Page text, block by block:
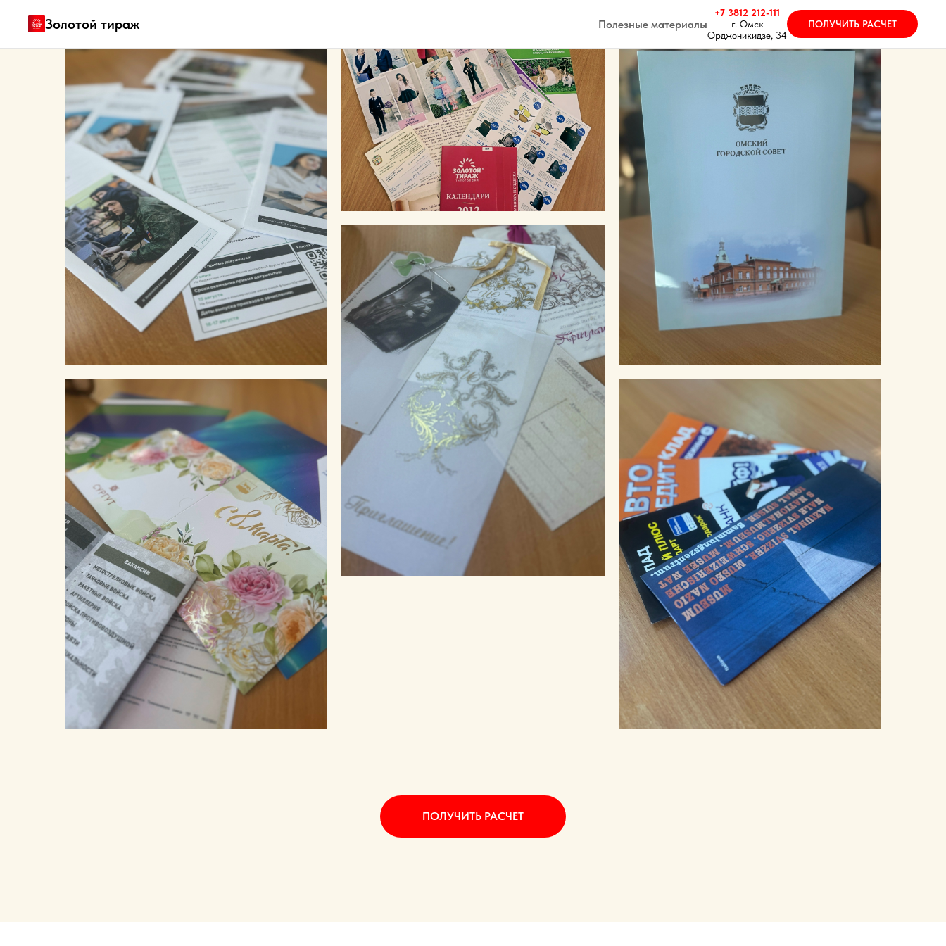
Золотой тираж Полезные материалы
+7 3812 212-111
г. Омск
Орджоникидзе, 34
ПОЛУЧИТЬ РАСЧЕТ
ПОЛУЧИТЬ РАСЧЕТ